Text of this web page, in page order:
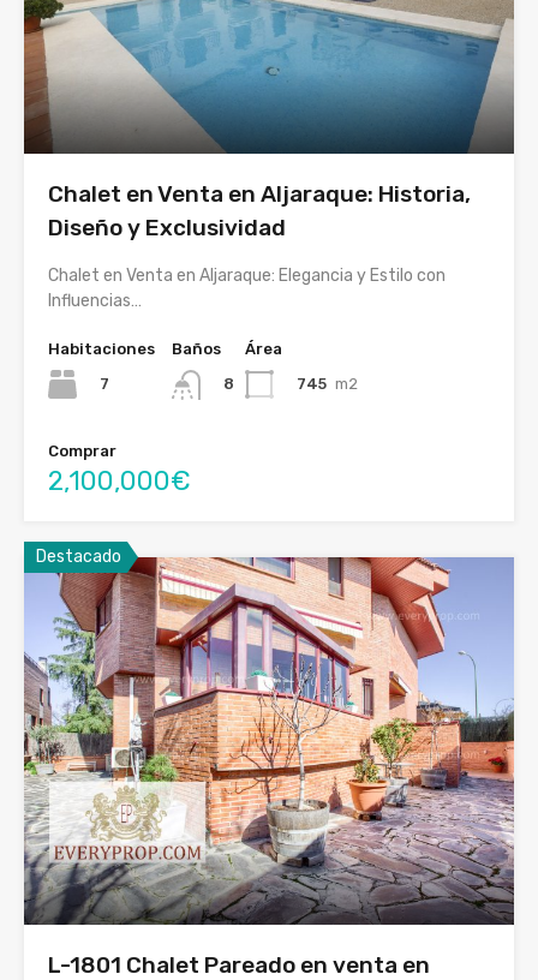
Chalet en Venta en Aljaraque: Historia,
Diseño y Exclusividad
Chalet en Venta en Aljaraque: Elegancia y Estilo con
Influencias…
Habitaciones
7
Baños
8
Área
745 m2
Comprar
2,100,000€
Destacado
L-1801 Chalet Pareado en venta en